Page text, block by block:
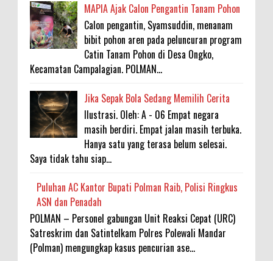
MAPIA Ajak Calon Pengantin Tanam Pohon
Calon pengantin, Syamsuddin, menanam
bibit pohon aren pada peluncuran program
Catin Tanam Pohon di Desa Ongko,
Kecamatan Campalagian. POLMAN...
Jika Sepak Bola Sedang Memilih Cerita
Ilustrasi. Oleh: A - 06 Empat negara
masih berdiri. Empat jalan masih terbuka.
Hanya satu yang terasa belum selesai.
Saya tidak tahu siap...
Puluhan AC Kantor Bupati Polman Raib, Polisi Ringkus
ASN dan Penadah
POLMAN – Personel gabungan Unit Reaksi Cepat (URC)
Satreskrim dan Satintelkam Polres Polewali Mandar
(Polman) mengungkap kasus pencurian ase...